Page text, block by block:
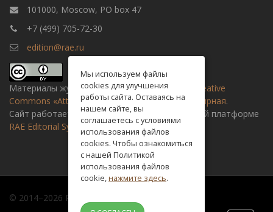
101000, Moscow, PO box 47
+7 (499) 705-72-30
edition@rae.ru
Материалы журнала доступны полицензии Creative
Commons «Attribution» («Атрибуция») 4.0 Всемирная.
Сайт работает на универсальной издательской платформе
RAE Editorial System
© 2014–2026 Russian academy of natural history
Мы используем файлы
cookies для улучшения
работы сайта. Оставаясь на
нашем сайте, вы
соглашаетесь с условиями
использования файлов
cookies. Чтобы ознакомиться
с нашей Политикой
использования файлов
cookie,нажмите здесь.